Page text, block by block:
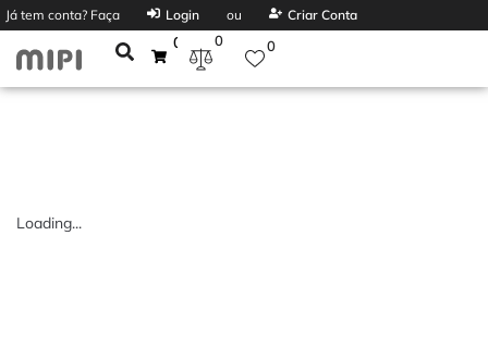
Já tem conta? Faça Login ou Criar Conta
0 0 0
Loading...